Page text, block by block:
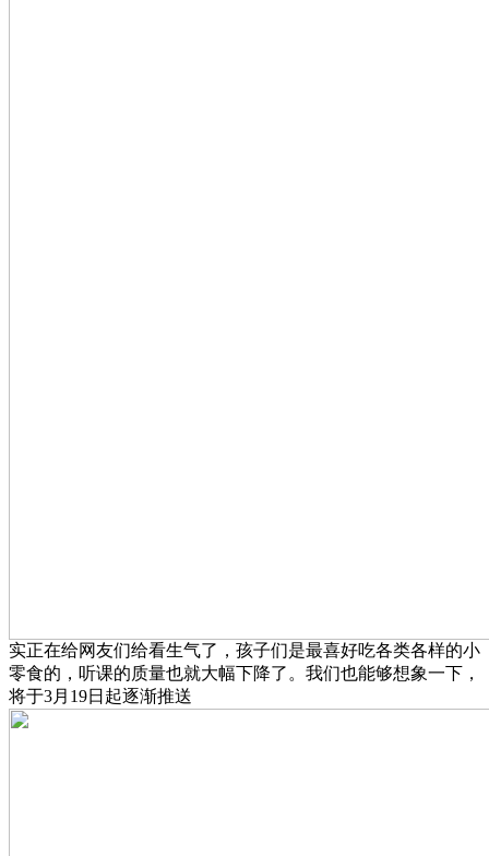
实正在给网友们给看生气了，孩子们是最喜好吃各类各样的小
零食的，听课的质量也就大幅下降了。我们也能够想象一下，
将于3月19日起逐渐推送